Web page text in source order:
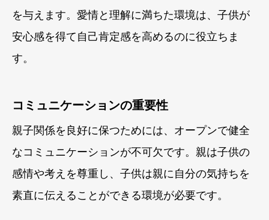
を与えます。愛情と理解に満ちた環境は、子供が
安心感を得て自己肯定感を高めるのに役立ちま
す。
コミュニケーションの重要性
親子関係を良好に保つためには、オープンで健全
なコミュニケーションが不可欠です。親は子供の
感情や考えを尊重し、子供は親に自分の気持ちを
素直に伝えることができる環境が必要です。